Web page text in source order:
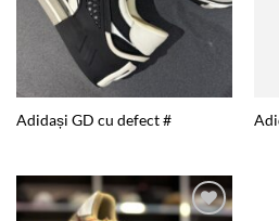
Adidași GD cu defect #